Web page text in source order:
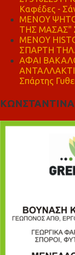
Καφέδες -
ΜΕΝΟΥ
ΤΗΣ ΜΑΣΑΣ"
ΜΕΝΟΥ
ΣΠΑΡΤΗ ΤΗΛ.
ΑΦΑΙ
Σπάρτης